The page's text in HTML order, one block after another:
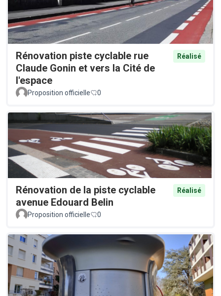
Rénovation piste cyclable rue
Claude Gonin et vers la Cité de
l'espace
Réalisé
Proposition officielle 0
Rénovation de la piste cyclable
avenue Edouard Belin
Réalisé
Proposition officielle 0